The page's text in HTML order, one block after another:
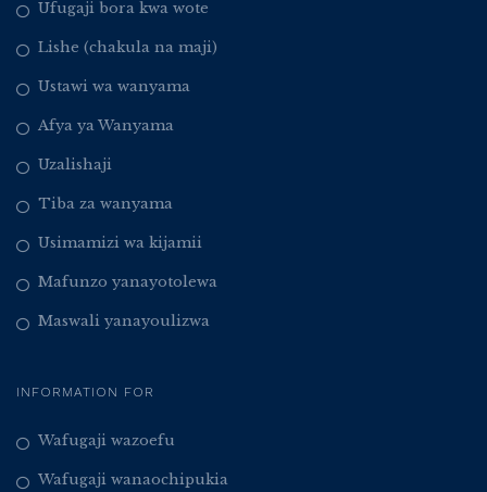
Ufugaji bora kwa wote
Lishe (chakula na maji)
Ustawi wa wanyama
Afya ya Wanyama
Uzalishaji
Tiba za wanyama
Usimamizi wa kijamii
Mafunzo yanayotolewa
Maswali yanayoulizwa
INFORMATION FOR
Wafugaji wazoefu
Wafugaji wanaochipukia